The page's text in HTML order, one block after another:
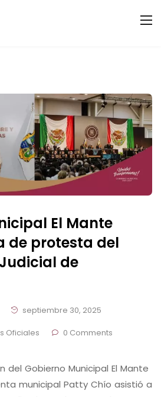
El Mante
de protesta del
de
septiembre 30, 2025
Oficiales
0 Comments
del Gobierno Municipal El Mante
municipal Patty Chío asistió a